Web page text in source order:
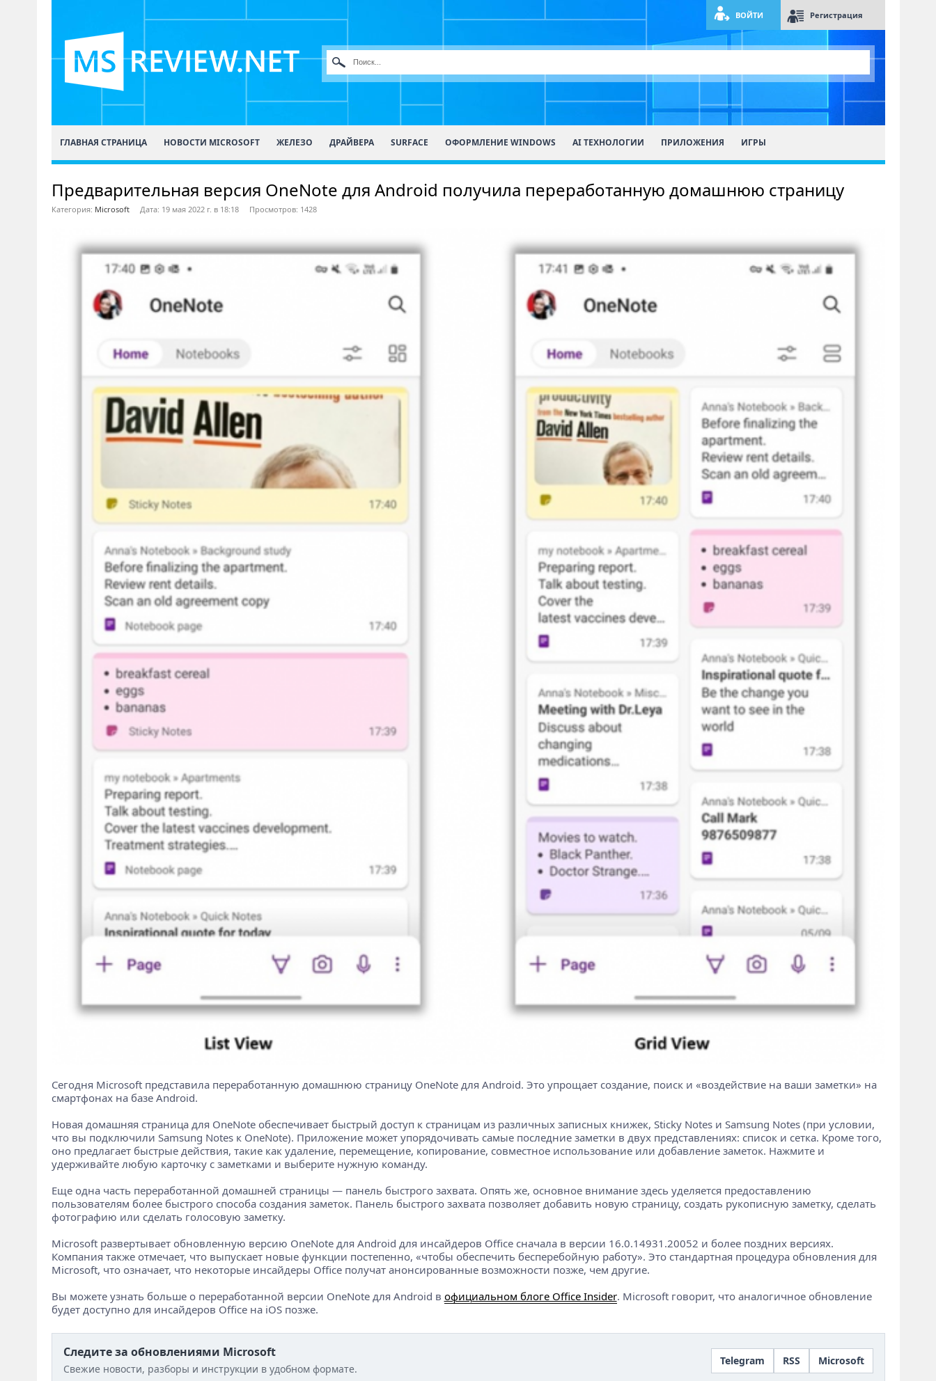
ВОЙТИ Регистрация
ГЛАВНАЯ СТРАНИЦА НОВОСТИ MICROSOFT ЖЕЛЕЗО ДРАЙВЕРА SURFACE ОФОРМЛЕНИЕ WINDOWS AI ТЕХНОЛОГИИ ПРИЛОЖЕНИЯ ИГРЫ
Предварительная версия OneNote для Android получила переработанную домашнюю страницу
Категория: Microsoft Дата: 19 мая 2022 г. в 18:18 Просмотров: 1428
Сегодня Microsoft представила переработанную домашнюю страницу OneNote для Android. Это упрощает создание, поиск и «воздействие на ваши заметки» на
смартфонах на базе Android.
Новая домашняя страница для OneNote обеспечивает быстрый доступ к страницам из различных записных книжек, Sticky Notes и Samsung Notes (при условии,
что вы подключили Samsung Notes к OneNote). Приложение может упорядочивать самые последние заметки в двух представлениях: список и сетка. Кроме того,
оно предлагает быстрые действия, такие как удаление, перемещение, копирование, совместное использование или добавление заметок. Нажмите и
удерживайте любую карточку с заметками и выберите нужную команду.
Еще одна часть переработанной домашней страницы — панель быстрого захвата. Опять же, основное внимание здесь уделяется предоставлению
пользователям более быстрого способа создания заметок. Панель быстрого захвата позволяет добавить новую страницу, создать рукописную заметку, сделать
фотографию или сделать голосовую заметку.
Microsoft развертывает обновленную версию OneNote для Android для инсайдеров Office сначала в версии 16.0.14931.20052 и более поздних версиях.
Компания также отмечает, что выпускает новые функции постепенно, «чтобы обеспечить бесперебойную работу». Это стандартная процедура обновления для
Microsoft, что означает, что некоторые инсайдеры Office получат анонсированные возможности позже, чем другие.
Вы можете узнать больше о переработанной версии OneNote для Android в официальном блоге Office Insider. Microsoft говорит, что аналогичное обновление
будет доступно для инсайдеров Office на iOS позже.
Следите за обновлениями Microsoft
Свежие новости, разборы и инструкции в удобном формате.
Telegram RSS Microsoft